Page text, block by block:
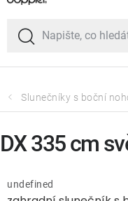
Křesla a židle
Slunečníky s boční
undefined
DX 335 cm